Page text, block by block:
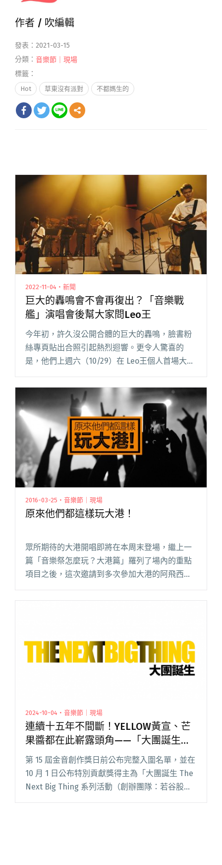
作者 / 吹編輯
發表：2021-03-15
分類： 音樂節｜現場
標籤：
Hot 草東沒有派對 不都媽生的
2022-11-04・新聞
巨大的轟鳴會不會再復出？「音樂戰
艦」演唱會後幫大家問Leo王
今年初，許久沒公開合體的巨大的轟鳴，臉書粉
絲專頁貼出合照引起熱烈迴響。更令人驚喜的
是，他們上週六（10/29）在 Leo王個人首場大型
演唱會「音樂戰艦」突然現身，最後安可演唱代
表作〈登鸛雀樓〉，只可惜就那晚驚鴻一瞥。
「再演幾次也沒那麼特別閱讀全文 "巨大的轟鳴
會不會再復出？「音樂戰艦」演唱會後幫大家問
Leo王"
2016-03-25・音樂節｜現場
原來他們都這樣玩大港！
眾所期待的大港開唱即將在本周末登場，繼上一
篇「音樂祭怎麼玩？大港篇」羅列了場內的重點
項目之後，這次邀請到多次參加大港的阿飛西
火器來分享他們的行程安排，以及必看的演出。
2024-10-04・音樂節｜現場
連續十五年不間斷！YELLOW黃宣、芒
果醬都在此嶄露頭角——「大團誕生」
獲金音創作獎「特別貢獻獎」
第 15 屆金音創作獎日前公布完整入圍名單，並在
10 月 1 日公布特別貢獻獎得主為「大團誕生 The
Next Big Thing 系列活動（創辦團隊：若谷股份
有限公司／街聲股份有限公司）」！ 文化部影視